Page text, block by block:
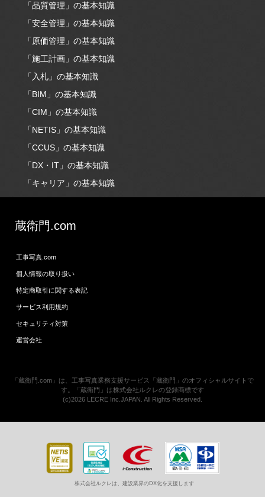
「品質管理」の基本知識
「安全管理」の基本知識
「原価管理」の基本知識
「施工計画」の基本知識
「入札」の基本知識
「BIM」の基本知識
「CIM」の基本知識
「NETIS」の基本知識
「CCUS」の基本知識
「DX・IT」の基本知識
「キャリア」の基本知識
蔵衛門.com
工事写真.com
個人情報の取り扱い
特定商取引に関する表記
サービス利用規約
セキュリティ対策
運営会社
「蔵衛門.com」は、工事写真業務支援サービス「蔵衛門」のオフィシャルサイトで
す。「蔵衛門」は株式会社ルクレの登録商標です
(c)2026 LECRE Inc.JAPAN. All Rights Reserved.
株式会社ルクレは、建設業界のDX化を支援します